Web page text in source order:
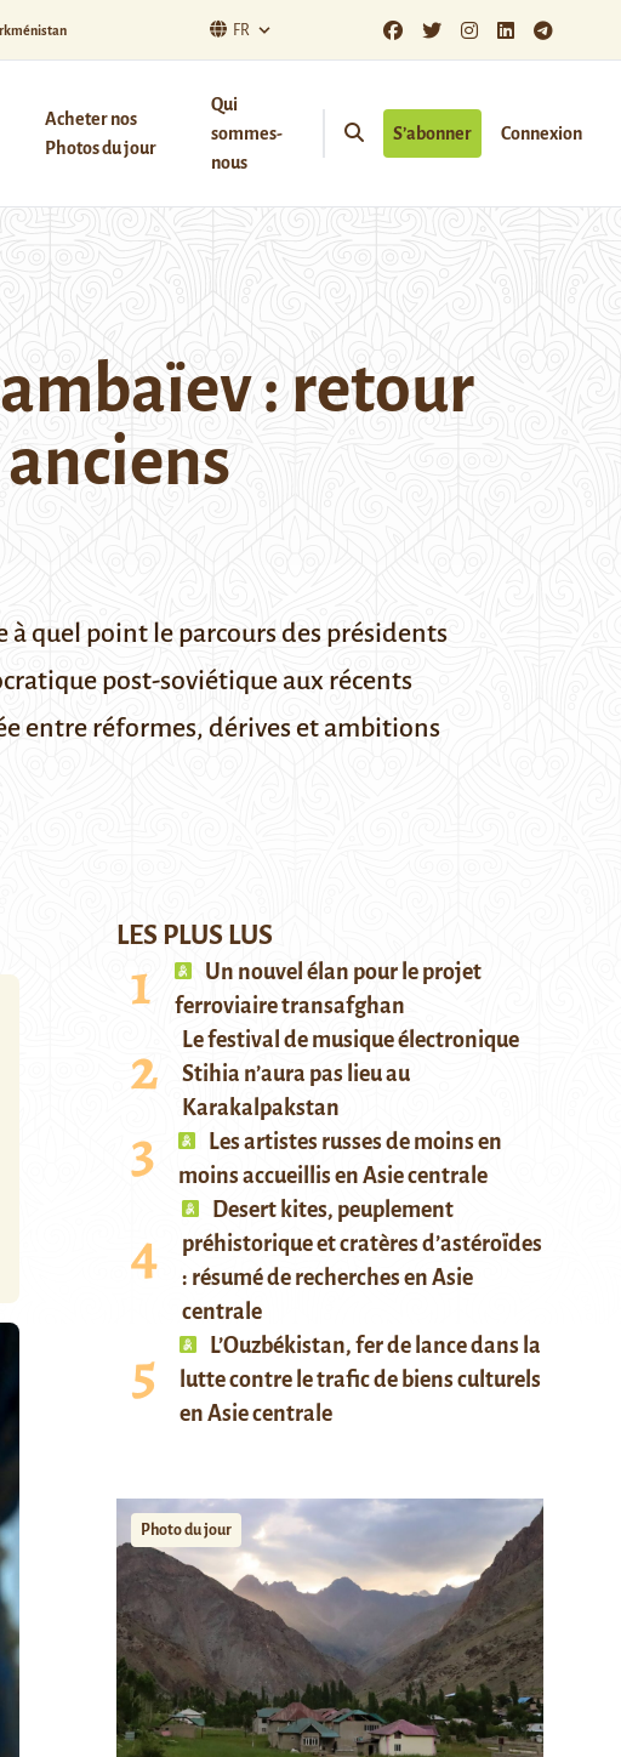
FR
Acheter nos
Photos du jour
Qui
sommes-
nous
S’abonner Connexion
: retour
quel point le parcours des présidents
post-soviétique aux récents
entre réformes, dérives et ambitions
LES PLUS LUS
Un nouvel élan pour le projet
ferroviaire transafghan
Le festival de musique électronique
Stihia n’aura pas lieu au
Karakalpakstan
Les artistes russes de moins en
moins accueillis en Asie centrale
Desert kites, peuplement
préhistorique et cratères d’astéroïdes
: résumé de recherches en Asie
centrale
L’Ouzbékistan, fer de lance dans la
lutte contre le trafic de biens culturels
en Asie centrale
Photo du jour